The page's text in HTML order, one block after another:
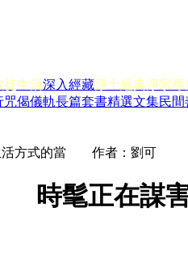
徒生活深入經藏淨土經典淨宗專
咒偈儀軌長篇套書精選文集民
活方式的當 作者：劉可
時髦正在謀